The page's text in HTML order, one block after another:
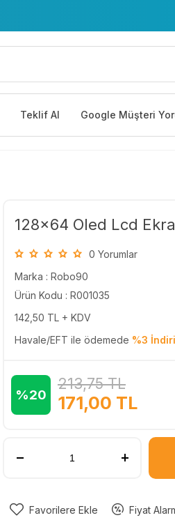
Teklif Al Google Müşteri
128x64 Oled Lcd
0 Yorumlar
Marka : Robo90
Ürün Kodu : R001035
142,50 TL + KDV
Havale/EFT ile ödemede %3
%20 171,00 TL
213,75TL
Favorilere Ekle Fiyat